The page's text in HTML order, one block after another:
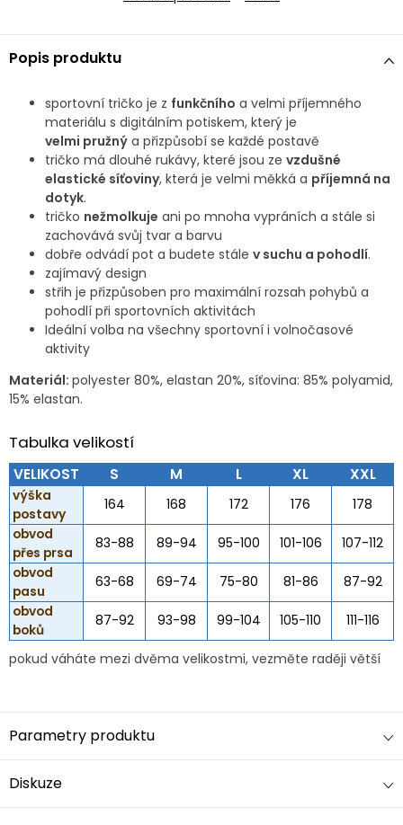
Popis produktu
sportovní tričko je z funkčního a velmi příjemného
materiálu s digitálním potiskem, který je
velmi pružný a přizpůsobí se každé postavě
tričko má dlouhé rukávy, které jsou ze vzdušné
elastické síťoviny, která je velmi měkká a příjemná na
dotyk.
tričko nežmolkuje ani po mnoha vypráních a stále si
zachovává svůj tvar a barvu
dobře odvádí pot a budete stále v suchu a pohodlí.
zajímavý design
střih je přizpůsoben pro maximální rozsah pohybů a
pohodlí při sportovních aktivitách
Ideální volba na všechny sportovní i volnočasové
aktivity
Materiál: polyester 80%, elastan 20%, síťovina: 85% polyamid,
15% elastan.
Tabulka velikostí
VELIKOST S M L XL XXL
výška
postavy
164 168 172 176
178
obvod
přes prsa
83-88 89-94 95-100 101-106
107-112
obvod
pasu
63-68 69-74 75-80 81-86
87-92
obvod
boků
87-92 93-98 99-104 105-110 111-116
pokud váháte mezi dvěma velikostmi, vezměte raději větší
Parametry produktu
Diskuze